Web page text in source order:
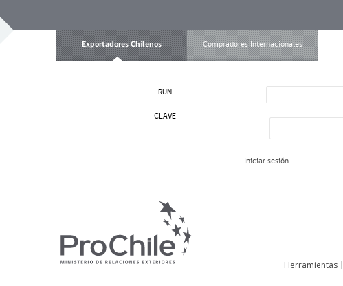
Exportadores Chilenos Compradores Internacionales
RUN
CLAVE
Iniciar sesión
Herramientas